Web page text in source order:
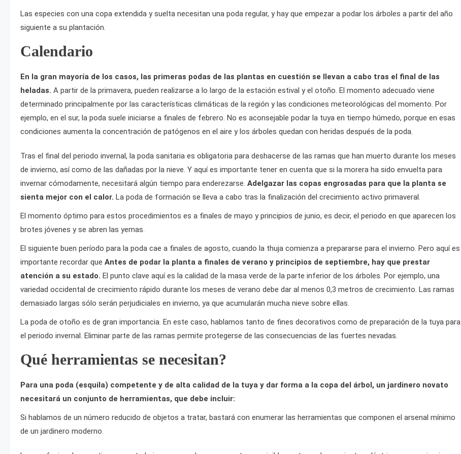
Las especies con una copa extendida y suelta necesitan una poda regular, y hay que empezar a podar los árboles a partir del año
siguiente a su plantación.
Calendario
En la gran mayoría de los casos, las primeras podas de las plantas en cuestión se llevan a cabo tras el final de las
heladas. A partir de la primavera, pueden realizarse a lo largo de la estación estival y el otoño. El momento adecuado viene
determinado principalmente por las características climáticas de la región y las condiciones meteorológicas del momento. Por
ejemplo, en el sur, la poda suele iniciarse a finales de febrero. No es aconsejable podar la tuya en tiempo húmedo, porque en esas
condiciones aumenta la concentración de patógenos en el aire y los árboles quedan con heridas después de la poda.
Tras el final del periodo invernal, la poda sanitaria es obligatoria para deshacerse de las ramas que han muerto durante los meses
de invierno, así como de las dañadas por la nieve. Y aquí es importante tener en cuenta que si la morera ha sido envuelta para
invernar cómodamente, necesitará algún tiempo para enderezarse. Adelgazar las copas engrosadas para que la planta se
sienta mejor con el calor. La poda de formación se lleva a cabo tras la finalización del crecimiento activo primaveral.
El momento óptimo para estos procedimientos es a finales de mayo y principios de junio, es decir, el periodo en que aparecen los
brotes jóvenes y se abren las yemas.
El siguiente buen período para la poda cae a finales de agosto, cuando la thuja comienza a prepararse para el invierno. Pero aquí es
importante recordar que Antes de podar la planta a finales de verano y principios de septiembre, hay que prestar
atención a su estado. El punto clave aquí es la calidad de la masa verde de la parte inferior de los árboles. Por ejemplo, una
variedad occidental de crecimiento rápido durante los meses de verano debe dar al menos 0,3 metros de crecimiento. Las ramas
demasiado largas sólo serán perjudiciales en invierno, ya que acumularán mucha nieve sobre ellas.
La poda de otoño es de gran importancia. En este caso, hablamos tanto de fines decorativos como de preparación de la tuya para
el periodo invernal. Eliminar parte de las ramas permite protegerse de las consecuencias de las fuertes nevadas.
Qué herramientas se necesitan?
Para una poda (esquila) competente y de alta calidad de la tuya y dar forma a la copa del árbol, un jardinero novato
necesitará un conjunto de herramientas, que debe incluir:
Si hablamos de un número reducido de objetos a tratar, bastará con enumerar las herramientas que componen el arsenal mínimo
de un jardinero moderno.